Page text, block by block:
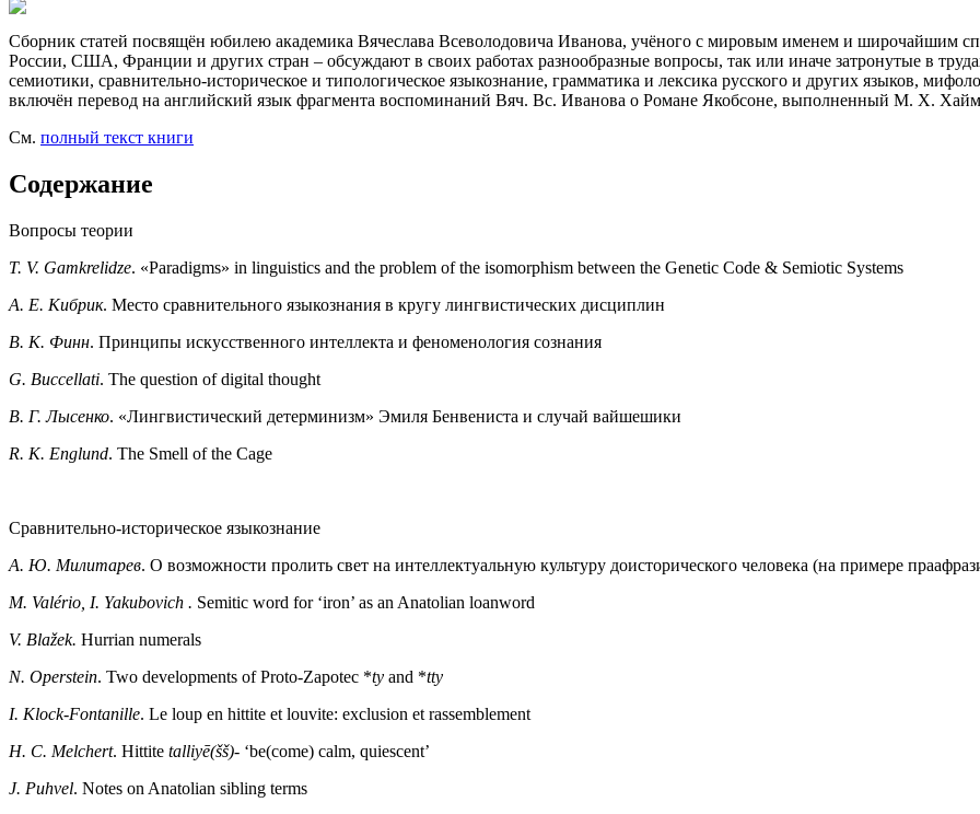
Сборник статей посвящён юбилею академика Вячеслава Всеволодовича Иванова, учёного с мировым именем и широчайшим
России, США, Франции и других стран – обсуждают в своих работах разнообразные вопросы, так или иначе затронутые в
семиотики, сравнительно-историческое и типологическое языкознание, грамматика и лексика русского и других языков,
включён перевод на английский язык фрагмента воспоминаний Вяч. Вс. Иванова о Романе Якобсоне, выполненный М. Х.
См. полный текст книги
Содержание
Вопросы теории
T. V. Gamkrelidze. «Paradigms» in linguistics and the problem of the isomorphism between the Genetic Code & Semiotic Systems
А. Е. Кибрик. Место сравнительного языкознания в кругу лингвистических дисциплин
В. К. Финн. Принципы искусственного интеллекта и феноменология сознания
G. Buccellati. The question of digital thought
В. Г. Лысенко. «Лингвистический детерминизм» Эмиля Бенвениста и случай вайшешики
R. K. Englund. The Smell of the Cage
Сравнительно-историческое языкознание
А. Ю. Милитарев. О возможности пролить свет на интеллектуальную культуру доисторического человека (на примере
M. Valério, I. Yakubovich . Semitic word for ‘iron’ as an Anatolian loanword
V. Blažek. Hurrian numerals
N. Operstein. Two developments of Proto-Zapotec *ty and *tty
I. Klock-Fontanille. Le loup en hittite et louvite: exclusion et rassemblement
H. C. Melchert. Hittite talliyē(šš)- ‘be(come) calm, quiescent’
J. Puhvel. Notes on Anatolian sibling terms